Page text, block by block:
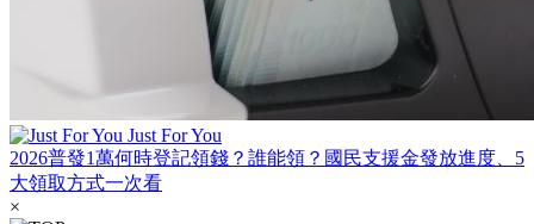
Just For You
2026普發1萬何時登記領錢？誰能領？國民支援金發放進度、5
大領取方式一次看
×